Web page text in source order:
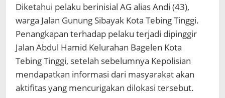
Diketahui pelaku berinisial AG alias Andi (43),
warga Jalan Gunung Sibayak Kota Tebing Tinggi.
Penangkapan terhadap pelaku terjadi dipinggir
Jalan Abdul Hamid Kelurahan Bagelen Kota
Tebing Tinggi, setelah sebelumnya Kepolisian
mendapatkan informasi dari masyarakat akan
aktifitas yang mencurigakan dilokasi tersebut.